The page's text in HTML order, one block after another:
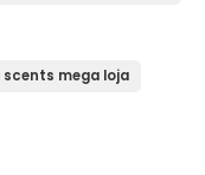
scents mega loja